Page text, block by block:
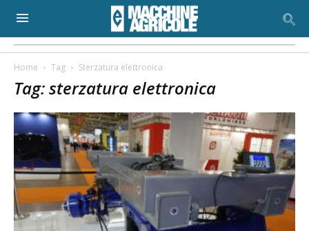
Home Tag Sterzatura elettronica
Tag: sterzatura elettronica